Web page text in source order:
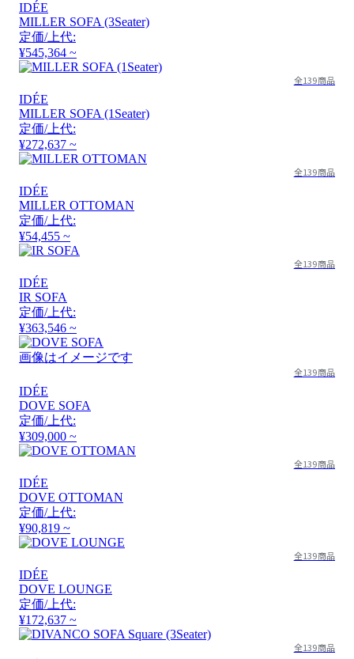
IDÉE
MILLER SOFA (3Seater)
定価/上代:
¥545,364 ~
全139商品
IDÉE
MILLER SOFA (1Seater)
定価/上代:
¥272,637 ~
全139商品
IDÉE
MILLER OTTOMAN
定価/上代:
¥54,455 ~
全139商品
IDÉE
IR SOFA
定価/上代:
¥363,546 ~
画像はイメージです
全139商品
IDÉE
DOVE SOFA
定価/上代:
¥309,000 ~
全139商品
IDÉE
DOVE OTTOMAN
定価/上代:
¥90,819 ~
全139商品
IDÉE
DOVE LOUNGE
定価/上代:
¥172,637 ~
全139商品